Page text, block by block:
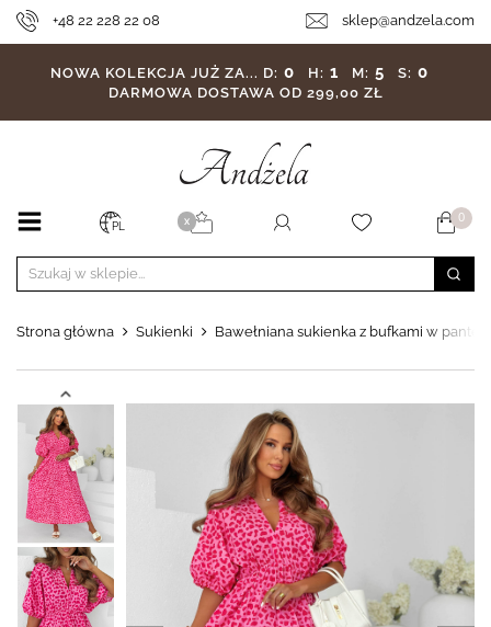
+48 22 228 22 08 sklep@andzela.com
NOWA KOLEKCJA JUŻ ZA... D: 0 H: 1 M: 4 S: 59
DARMOWA DOSTAWA OD 299,00 ZŁ
PL X 0
Strona główna Sukienki Bawełniana sukienka z bufkami w